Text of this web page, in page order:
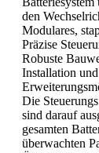
den
Modulares,
Präzise
Robuste
Installation
Die
sind darauf
gesamten
überwachten